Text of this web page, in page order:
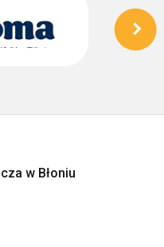
w Błoniu